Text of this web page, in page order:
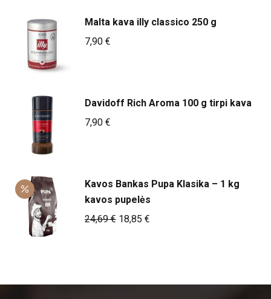
Malta kava illy classico 250 g
7,90 €
Davidoff Rich Aroma 100 g tirpi kava
7,90 €
Kavos Bankas Pupa Klasika – 1 kg
kavos pupelės
24,69€ Original
18,85 €